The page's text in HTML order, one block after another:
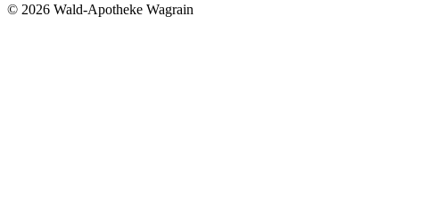
© 2026 Wald-Apotheke Wagrain